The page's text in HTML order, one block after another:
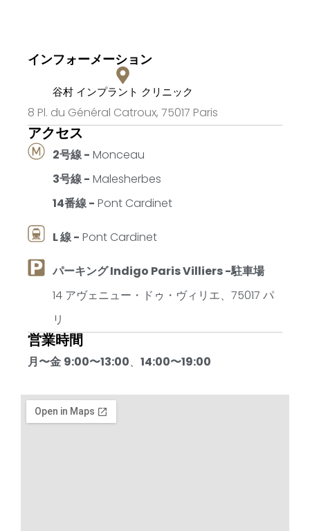
インフォーメーション
谷村 インプラント クリニック
8 Pl. du Général Catroux, 75017 Paris​
アクセス
2号線 - Monceau
3号線 - Malesherbes
14番線 - Pont Cardinet
L 線 - Pont Cardinet
パーキング Indigo Paris Villiers -駐車場
14 アヴェニュー・ドゥ・ヴィリエ、75017 パ
リ
営業時間
月〜金 9:00〜13:00、 14:00〜19:00